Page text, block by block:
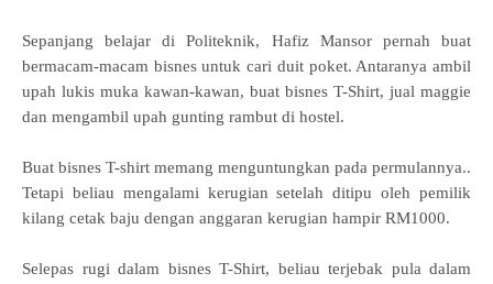
Sepanjang belajar di Politeknik, Hafiz Mansor pernah buat
bermacam-macam bisnes untuk cari duit poket. Antaranya ambil
upah lukis muka kawan-kawan, buat bisnes T-Shirt, jual maggie
dan mengambil upah gunting rambut di hostel.
Buat bisnes T-shirt memang menguntungkan pada permulannya..
Tetapi beliau mengalami kerugian setelah ditipu oleh pemilik
kilang cetak baju dengan anggaran kerugian hampir RM1000.
Selepas rugi dalam bisnes T-Shirt, beliau terjebak pula dalam